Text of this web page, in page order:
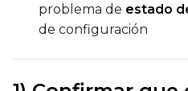
problema de estado
de configuración